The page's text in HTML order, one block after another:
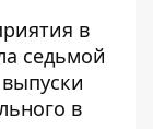
в
седьмой
в